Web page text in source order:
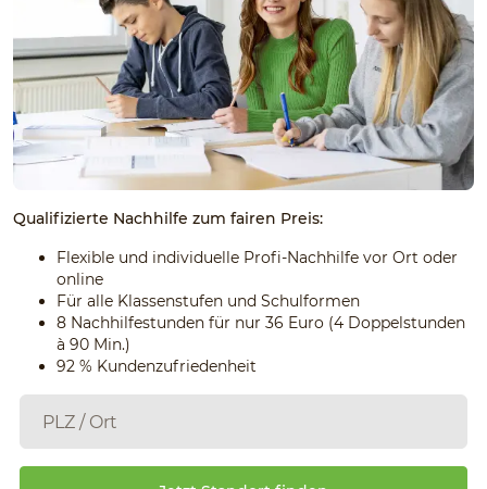
Qualifizierte Nachhilfe zum fairen Preis:
Flexible und individuelle Profi-Nachhilfe vor Ort oder
online
Für alle Klassenstufen und Schulformen
8 Nachhilfestunden für nur 36 Euro (4 Doppelstunden
à 90 Min.)
92 % Kundenzufriedenheit